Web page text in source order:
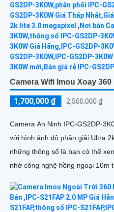
Camera Wifi Imou Xoay 360
1,700,000 ₫ 2,500,000 ₫
Camera An Ninh IPC-GS2DP-
với hình ảnh độ phân giải Ultra 2k lite sắc
những thông số là bạn có thể
nhờ công nghệ hồng ngoại 10m